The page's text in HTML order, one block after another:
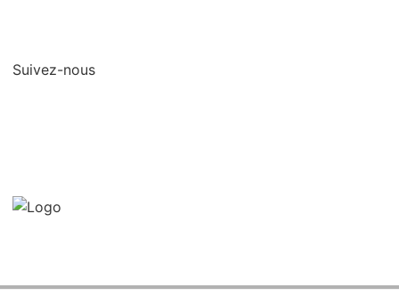
Suivez-nous